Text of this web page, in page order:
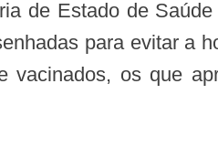
para evitar a
vacinados, os que